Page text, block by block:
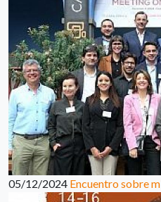
05/12/2024 Encuentro sobre